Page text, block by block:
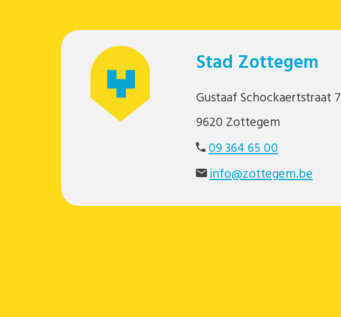
Stad Zottegem
Gustaaf Schockaertstraat 7
9620 Zottegem
09 364 65 00
info@zottegem.be